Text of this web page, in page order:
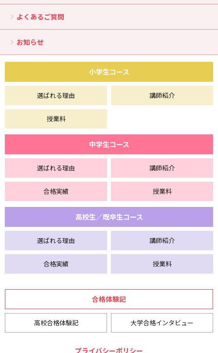
よくあるご質問
お知らせ
小学生コース
選ばれる理由 講師紹介
授業料
中学生コース
選ばれる理由 講師紹介
合格実績 授業料
高校生／既卒生コース
選ばれる理由 講師紹介
合格実績 授業料
合格体験記
高校合格体験記 大学合格インタビュー
プライバシーポリシー